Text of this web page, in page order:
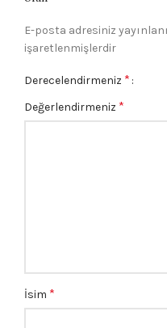
E-posta adresiniz
işaretlenmişlerdir
Derecelendirmeniz *
Değerlendirmeniz *
İsim *